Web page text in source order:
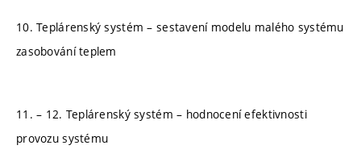
10. Teplárenský systém – sestavení modelu malého systému
zasobování teplem
11. – 12. Teplárenský systém – hodnocení efektivnosti
provozu systému